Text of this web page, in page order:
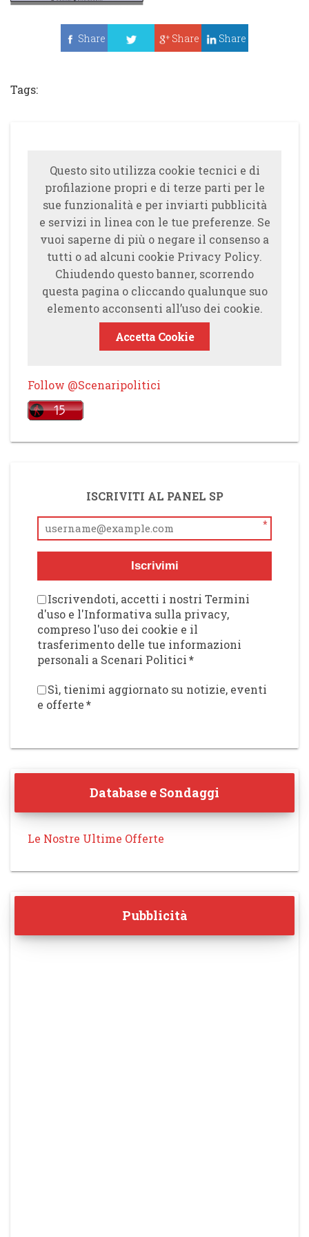
Share
Share Share
Tags:
Questo sito utilizza cookie tecnici e di
profilazione propri e di terze parti per le
sue funzionalità e per inviarti pubblicità
e servizi in linea con le tue preferenze. Se
vuoi saperne di più o negare il consenso a
tutti o ad alcuni cookie Privacy Policy.
Chiudendo questo banner, scorrendo
questa pagina o cliccando qualunque suo
elemento acconsenti all’uso dei cookie.
Accetta Cookie
Follow @Scenaripolitici
ISCRIVITI AL PANEL SP
*
Iscrivimi
Iscrivendoti, accetti i nostri Termini
d'uso e l'Informativa sulla privacy,
compreso l'uso dei cookie e il
trasferimento delle tue informazioni
personali a Scenari Politici*
Sì, tienimi aggiornato su notizie, eventi
e offerte*
Database e Sondaggi
Le Nostre Ultime Offerte
Pubblicità